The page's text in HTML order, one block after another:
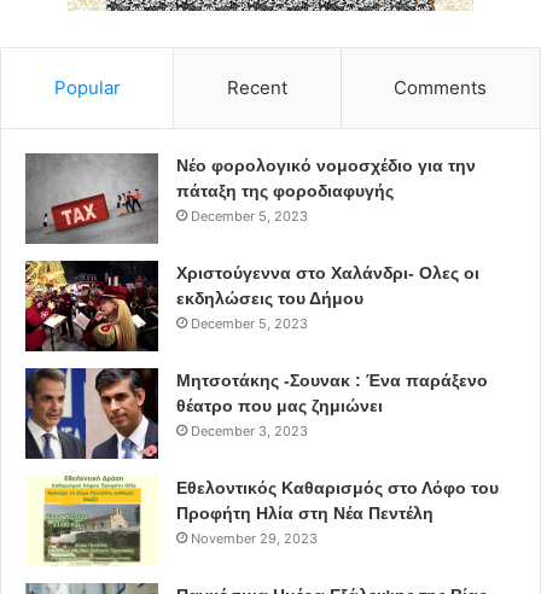
Popular Recent Comments
Νέο φορολογικό νομοσχέδιο για την
πάταξη της φοροδιαφυγής
December 5, 2023
Χριστούγεννα στο Χαλάνδρι- Ολες οι
εκδηλώσεις του Δήμου
December 5, 2023
Μητσοτάκης -Σουνακ : Ένα παράξενο
θέατρο που μας ζημιώνει
December 3, 2023
Εθελοντικός Καθαρισμός στο Λόφο του
Προφήτη Ηλία στη Νέα Πεντέλη
November 29, 2023